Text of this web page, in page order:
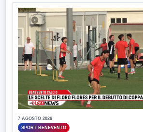
7 AGOSTO 2026
SPORT BENEVENTO